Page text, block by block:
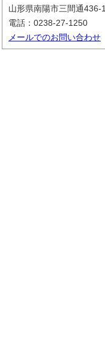
山形県南陽市三間通436-1
電話：0238-27-1250
メールでのお問い合わせ